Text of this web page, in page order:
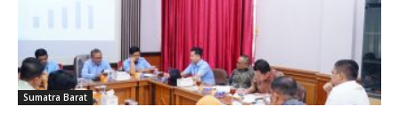
Sumatra Barat